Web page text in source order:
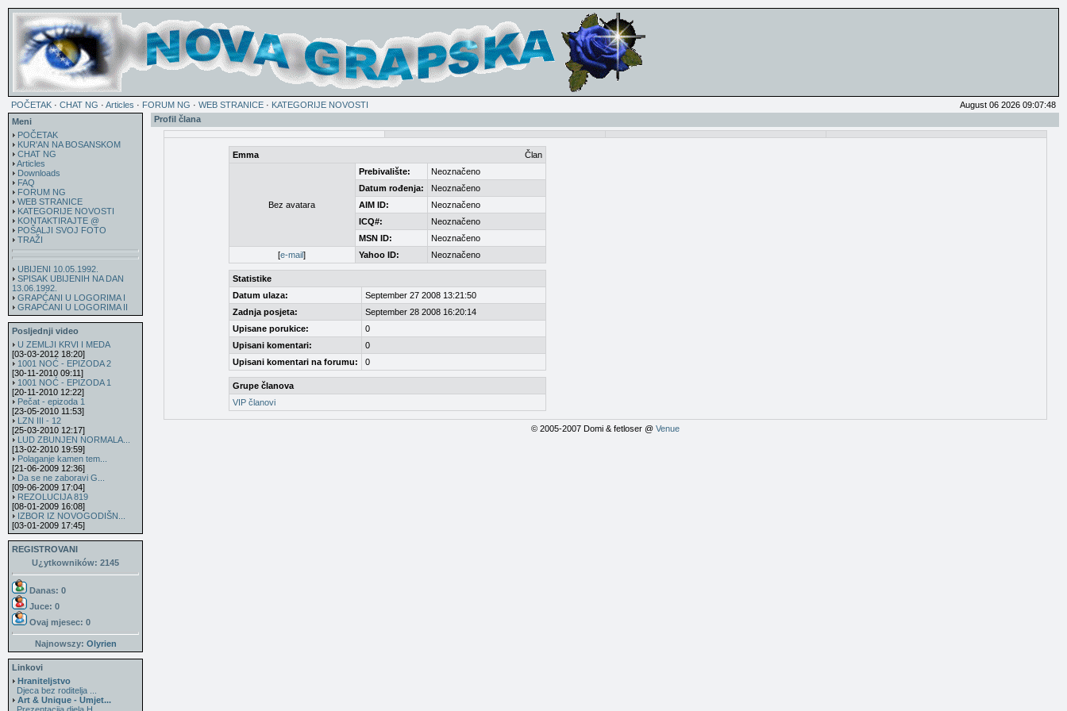
POČETAK · CHAT NG · Articles · FORUM NG · WEB STRANICE · KATEGORIJE NOVOSTI
August 06 2026 09:07:48
Meni
POČETAK
KUR'AN NA BOSANSKOM
CHAT NG
Articles
Downloads
FAQ
FORUM NG
WEB STRANICE
KATEGORIJE NOVOSTI
KONTAKTIRAJTE @
POŠALJI SVOJ FOTO
TRAŽI
UBIJENI 10.05.1992.
SPISAK UBIJENIH NA DAN
13.06.1992.
GRAPĆANI U LOGORIMA I
GRAPĆANI U LOGORIMA II
Posljednji video
U ZEMLJI KRVI I MEDA
[03-03-2012 18:20]
1001 NOĆ - EPIZODA 2
[30-11-2010 09:11]
1001 NOĆ - EPIZODA 1
[20-11-2010 12:22]
Pečat - epizoda 1
[23-05-2010 11:53]
LZN III - 12
[25-03-2010 12:17]
LUD ZBUNJEN NORMALA...
[13-02-2010 19:59]
Polaganje kamen tem...
[21-06-2009 12:36]
Da se ne zaboravi G...
[09-06-2009 17:04]
REZOLUCIJA 819
[08-01-2009 16:08]
IZBOR IZ NOVOGODIŠN...
[03-01-2009 17:45]
REGISTROVANI
U¿ytkowników: 2145
Danas: 0
Juce: 0
Ovaj mjesec: 0
Najnowszy: Olyrien
Linkovi
Hraniteljstvo
Djeca bez roditelja ...
Art & Unique - Umjet...
Profil člana
Emma Član
Bez avatara
Prebivalište:
Neoznačeno
Datum rođenja:
Neoznačeno
AIM ID:
Neoznačeno
ICQ#:
Neoznačeno
MSN ID:
Neoznačeno
[e-mail] Yahoo ID: Neoznačeno
Statistike
Datum ulaza:
September 27 2008 13:21:50
Zadnja posjeta:
September 28 2008 16:20:14
Upisane porukice:
0
Upisani komentari:
0
Upisani komentari na forumu:
0
Grupe članova
VIP članovi
© 2005-2007 Domi & fetloser @ Venue